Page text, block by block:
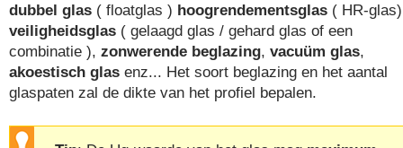
dubbel glas ( floatglas ) hoogrendementsglas ( HR-
veiligheidsglas ( gelaagd glas / gehard glas of een
combinatie ), zonwerende beglazing, vacuüm glas,
akoestisch glas enz... Het soort beglazing en het aantal
glaspaten zal de dikte van het profiel bepalen.